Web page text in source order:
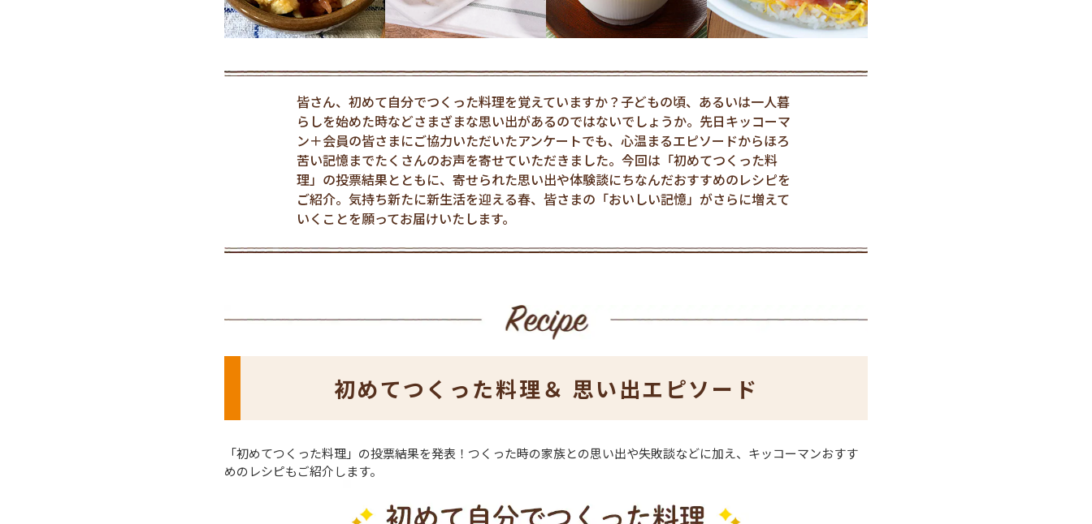
皆さん、初めて自分でつくった料理を覚えていますか？子どもの頃、あるいは一人暮
らしを始めた時などさまざまな思い出があるのではないでしょうか。先日キッコーマ
ン＋会員の皆さまにご協力いただいたアンケートでも、心温まるエピソードからほろ
苦い記憶までたくさんのお声を寄せていただきました。今回は「初めてつくった料
理」の投票結果とともに、寄せられた思い出や体験談にちなんだおすすめのレシピを
ご紹介。気持ち新たに新生活を迎える春、皆さまの「おいしい記憶」がさらに増えて
いくことを願ってお届けいたします。
初めてつくった料理＆ 思い出エピソード
「初めてつくった料理」の投票結果を発表！つくった時の家族との思い出や失敗談などに加え、キッコーマンおすす
めのレシピもご紹介します。